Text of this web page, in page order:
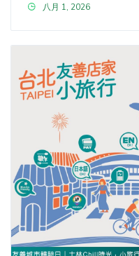
八月 1, 2026